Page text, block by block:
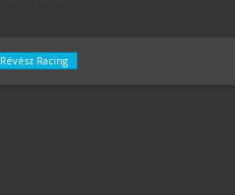
Révész Racing